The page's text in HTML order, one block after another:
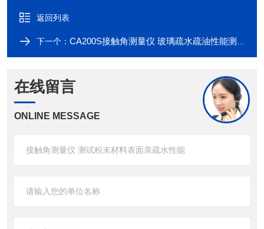
返回列表
下一个： CA200S接触角测量仪 玻璃疏水疏油性能测试
在线留言
ONLINE MESSAGE